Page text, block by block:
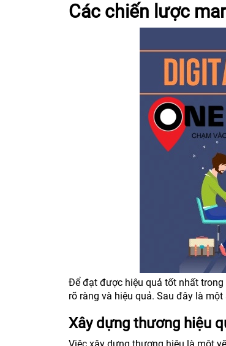
Các chiến lược
Để đạt được hiệu quả tốt nhất
rõ ràng và hiệu quả. Sau đây là
Xây dựng thương hiệu